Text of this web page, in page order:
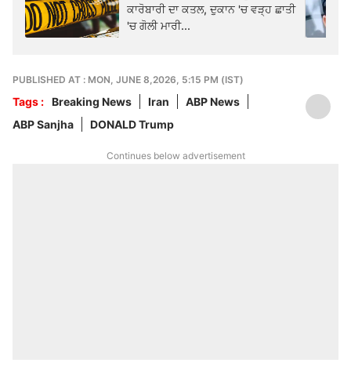
ਕਾਰੋਬਾਰੀ ਦਾ ਕਤਲ, ਦੁਕਾਨ 'ਚ ਵੜ੍ਹ ਛਾਤੀ
'ਚ ਗੋਲੀ ਮਾਰੀ...
PUBLISHED AT : MON, JUNE 8,2026, 5:15 PM (IST)
Tags : Breaking News Iran
ABP News
ABP Sanjha
DONALD Trump
Continues below advertisement